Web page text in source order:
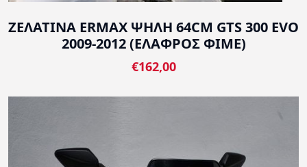
ΖΕΛΑΤΙΝΑ ERMAX ΨΗΛΗ 64CM GTS 300 EVO
2009-2012 (ΕΛΑΦΡΟΣ ΦΙΜΕ)
€162,00